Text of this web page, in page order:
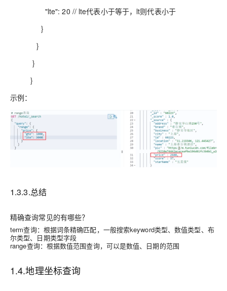
"lte": 20 // lte代表小于等于，lt则代表小于
}
}
}
}
示例：
1.3.3.总结
精确查询常见的有哪些？
term查询：根据词条精确匹配，一般搜索keyword类型、数值类型、布
尔类型、日期类型字段
range查询：根据数值范围查询，可以是数值、日期的范围
1.4.地理坐标查询